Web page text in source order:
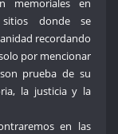
memoriales en
donde se
recordando
por mencionar
prueba de su
la justicia y la
en las